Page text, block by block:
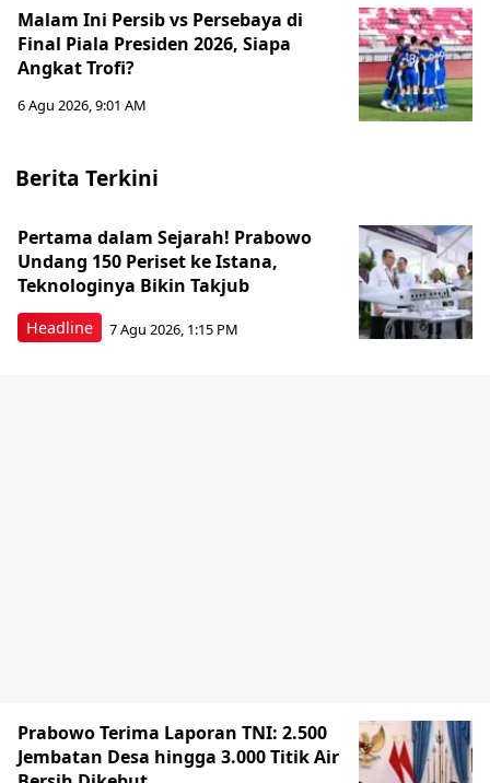
Malam Ini Persib vs Persebaya di
Final Piala Presiden 2026, Siapa
Angkat Trofi?
6 Agu 2026, 9:01 AM
Berita Terkini
Headline
Pertama dalam Sejarah! Prabowo
Undang 150 Periset ke Istana,
Teknologinya Bikin Takjub
7 Agu 2026, 1:15 PM
Prabowo Terima Laporan TNI: 2.500
Jembatan Desa hingga 3.000 Titik Air